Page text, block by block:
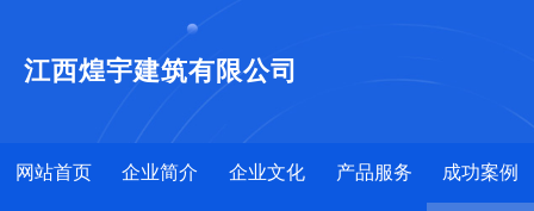
江西煌宇建筑有限公司
网站首页 企业简介 企业文化 产品服务 成功案例